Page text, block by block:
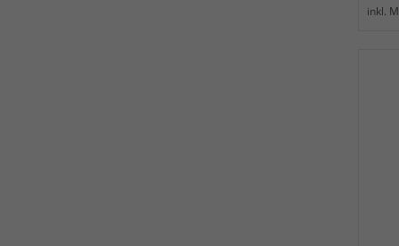
inkl.